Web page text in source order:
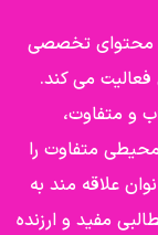
محتوای تخصصی
فعالیت می کند.
و متفاوت،
متفاوت را
علاقه مند به
مفید و ارزنده